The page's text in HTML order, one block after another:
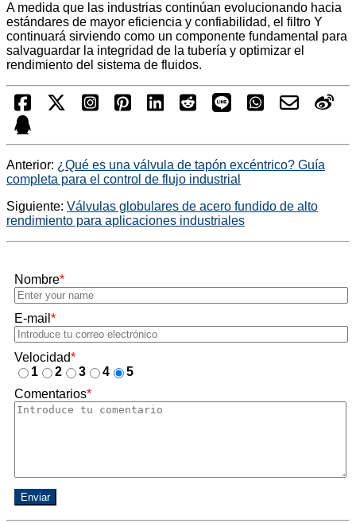
A medida que las industrias continúan evolucionando hacia
estándares de mayor eficiencia y confiabilidad, el filtro Y
continuará sirviendo como un componente fundamental para
salvaguardar la integridad de la tubería y optimizar el
rendimiento del sistema de fluidos.
Anterior: ¿Qué es una válvula de tapón excéntrico? Guía
completa para el control de flujo industrial
Siguiente: Válvulas globulares de acero fundido de alto
rendimiento para aplicaciones industriales
Nombre*
E-mail *
Velocidad*
1
2 3 4
5
Comentarios*
Enviar